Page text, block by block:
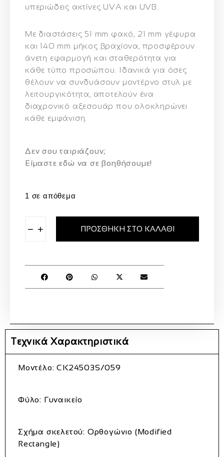
υπεριώδεις ακτίνες UVA και UVB.
Με διαστάσεις 51 mm φακό, 21 mm γέφυρα
και 140 mm μήκος βραχίονα, προσφέρουν
άνετη εφαρμογή και σταθερότητα για
κάθε τύπο προσώπου. Ιδανικά για όσες
θέλουν να συνδυάσουν μοντέρνο στυλ με
λειτουργικότητα, αποτελούν ένα
διαχρονικό αξεσουάρ που ολοκληρώνει
κάθε εμφάνιση.
Δεν σου ταιριάζουν;
Eίμαστε εδώ να σε βοηθήσουμε!
1 σε απόθεμα
− + ΠΡΟΣΘΉΚΗ ΣΤΟ ΚΑΛΆΘΙ
Τεχνικά Χαρακτηριστικά
Μοντέλο: CK24503S/059
Φύλο: Γυναικείο
Σχήμα σκελετού: Ορθογώνιο (Modified
Rectangle)